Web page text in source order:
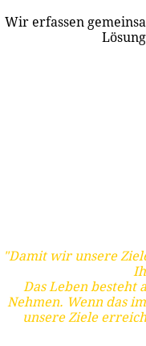
Wir erfassen
"Damit wir unsere
Das Leben besteht
Nehmen. Wenn das
unsere Ziele